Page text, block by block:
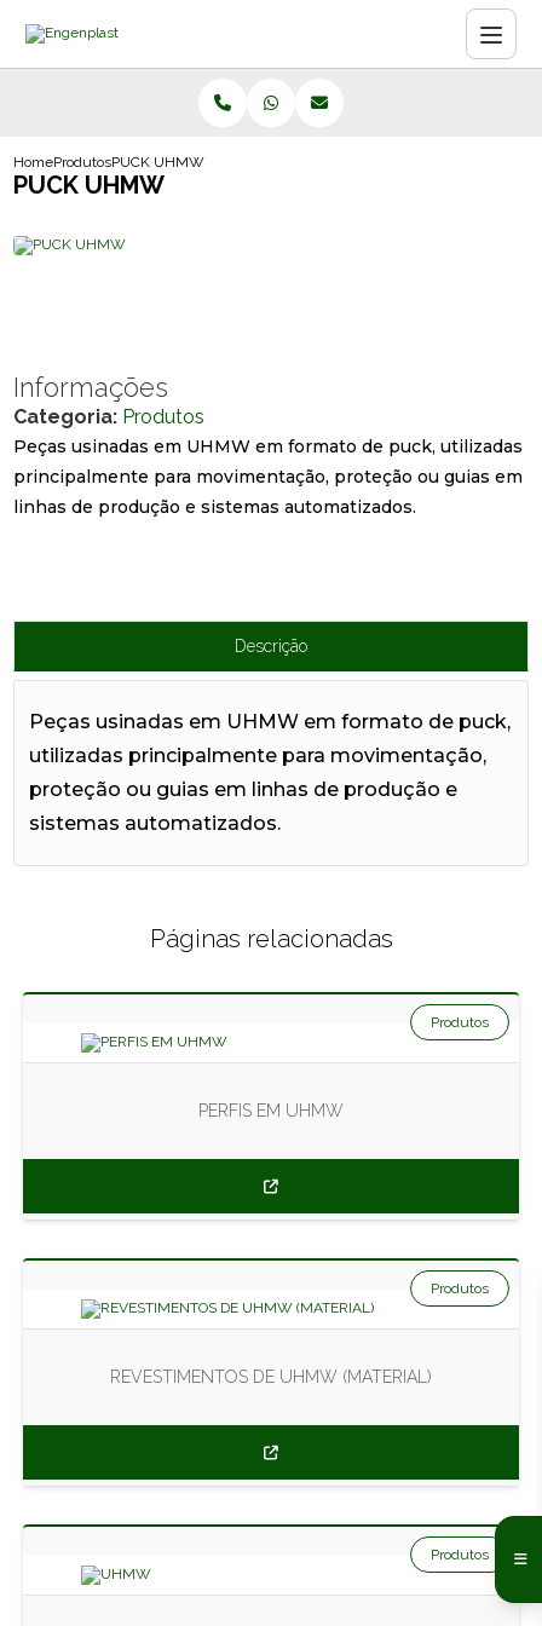
HomeProdutosPUCK UHMW
PUCK UHMW
Informações
Categoria: Produtos
Peças usinadas em UHMW em formato de puck, utilizadas
principalmente para movimentação, proteção ou guias em
linhas de produção e sistemas automatizados.
Descrição
Peças usinadas em UHMW em formato de puck,
utilizadas principalmente para movimentação,
proteção ou guias em linhas de produção e
sistemas automatizados.
Páginas relacionadas
PERFIS EM UHMW
Produtos
REVESTIMENTOS DE UHMW (MATERIAL)
Produtos
Produtos